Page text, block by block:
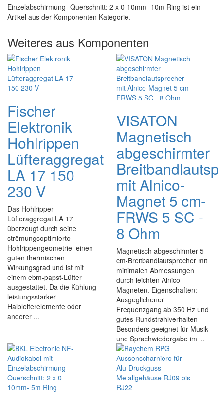
Einzelabschirmung- Querschnitt: 2 x 0-10mm- 10m Ring ist ein
Artikel aus der Komponenten Kategorie.
Weiteres aus Komponenten
Fischer
Elektronik
Hohlrippen
Lüfteraggregat
LA 17 150
230 V
Das Hohlrippen-
Lüfteraggregat LA 17
überzeugt durch seine
strömungsoptimierte
Hohlrippengeometrie, einen
guten thermischen
Wirkungsgrad und ist mit
einem ebm-papst-Lüfter
ausgestattet. Da die Kühlung
leistungsstarker
Halbleiterelemente oder
anderer ...
VISATON
Magnetisch
abgeschirmter
mit Alnico-
Magnet 5 cm-
FRWS 5 SC -
8 Ohm
Magnetisch abgeschirmter 5-
cm-Breitbandlautsprecher mit
minimalen Abmessungen
durch leichten Alnico-
Magneten. Eigenschaften:
Ausgeglichener
Frequenzgang ab 350 Hz und
gutes Rundstrahlverhalten
Besonders geeignet für Musik-
und Sprachwiedergabe im ...